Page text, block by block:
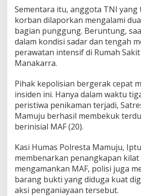
a
h
d
i
K
a
r
k
e
K
a
r
a
M
a
m
u
j
Sementara itu, anggota TNI yang
korban dilaporkan mengalami
bagian punggung. Beruntung,
dalam kondisi sadar dan tengah
perawatan intensif di Rumah
Manakarra.
Pihak kepolisian bergerak cepat
insiden ini. Hanya dalam waktu
peristiwa penikaman terjadi,
Mamuju berhasil membekuk
berinisial MAF (20).
Kasi Humas Polresta Mamuju,
membenarkan penangkapan kilat
mengamankan MAF, polisi juga
barang bukti yang diduga kuat
aksi penganiayaan tersebut.